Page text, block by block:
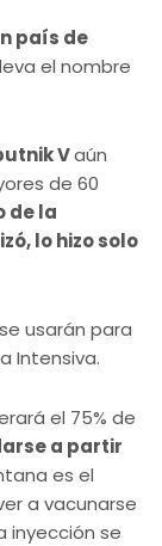
país de
el nombre
Vaún
de 60
de la
lo hizo solo
usarán para
Intensiva.
el 75% de
a partir
es el
a vacunarse
inyección se